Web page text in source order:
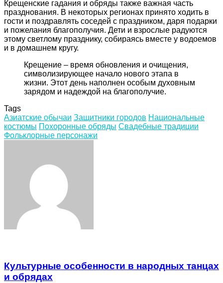
Крещенские гадания и обряды также важная часть
празднования. В некоторых регионах принято ходить в
гости и поздравлять соседей с праздником, даря подарки
и пожелания благополучия. Дети и взрослые радуются
этому светлому празднику, собираясь вместе у водоемов
и в домашнем кругу.
Крещение – время обновления и очищения,
символизирующее начало нового этапа в
жизни. Этот день наполнен особым духовным
зарядом и надеждой на благополучие.
Tags
Азиатские обычаи Защитники городов Национальные
костюмы Похоронные обряды Свадебные традиции
Фольклорные персонажи
Культурные особенности в народных танцах
и обрядах